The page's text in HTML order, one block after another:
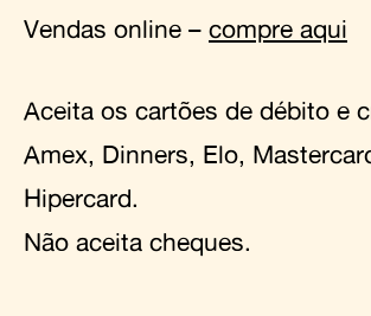
Vendas online – compre aqui
Aceita os cartões de débito e
Amex, Dinners, Elo,
Hipercard.
Não aceita cheques.